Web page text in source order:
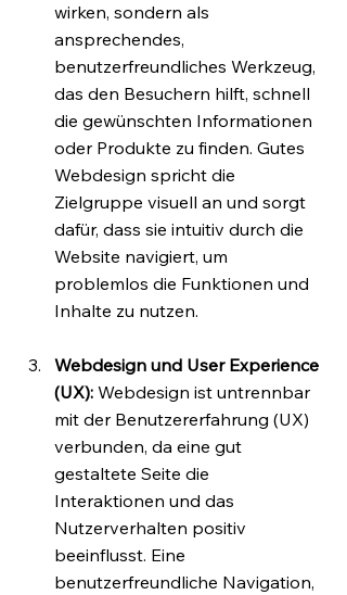
wirken, sondern als
ansprechendes,
benutzerfreundliches Werkzeug,
das den Besuchern hilft, schnell
die gewünschten Informationen
oder Produkte zu finden. Gutes
Webdesign spricht die
Zielgruppe visuell an und sorgt
dafür, dass sie intuitiv durch die
Website navigiert, um
problemlos die Funktionen und
Inhalte zu nutzen.
Webdesign und User Experience
(UX): Webdesign ist untrennbar
mit der Benutzererfahrung (UX)
verbunden, da eine gut
gestaltete Seite die
Interaktionen und das
Nutzerverhalten positiv
beeinflusst. Eine
benutzerfreundliche Navigation,